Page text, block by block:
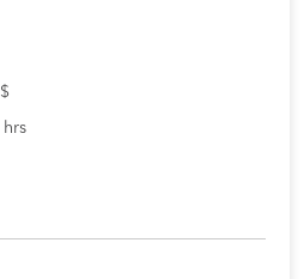
$
hrs